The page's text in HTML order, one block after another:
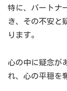
特に、パートナ
き、その不安と
ります。
心の中に疑念が
れ、心の平穏を